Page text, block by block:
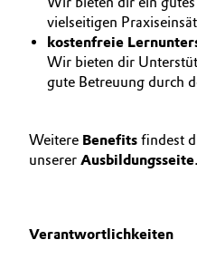
Electronics &
Energy, Environment
Green Hydrogen
Industrial
Governance &
General Conditions of
Business Lines
vielseitigen
kostenfreie
Wir bieten dir
gute Betreuung durch
Weitere Benefits findest
unserer Ausbildungsseite. ​
Verantwortlichkeiten